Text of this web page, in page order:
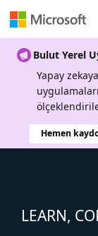
Bulut Yerel
Yapay
Hemen
LEARN,